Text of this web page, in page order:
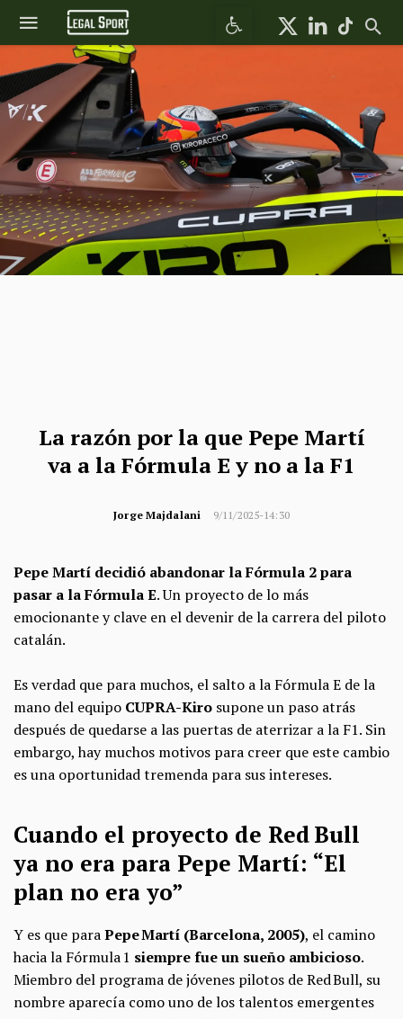
Abrir barra de herramientas
La razón por la que Pepe Martí
va a la Fórmula E y no a la F1
Jorge Majdalani 9/11/2025-14:30
Pepe Martí decidió abandonar la Fórmula 2 para
pasar a la Fórmula E. Un proyecto de lo más
emocionante y clave en el devenir de la carrera del piloto
catalán.
Es verdad que para muchos, el salto a la Fórmula E de la
mano del equipo CUPRA-Kiro supone un paso atrás
después de quedarse a las puertas de aterrizar a la F1. Sin
embargo, hay muchos motivos para creer que este cambio
es una oportunidad tremenda para sus intereses.
Cuando el proyecto de Red Bull
ya no era para Pepe Martí: “El
plan no era yo”
Y es que paraPepe Martí (Barcelona, 2005), el camino
hacia la Fórmula 1 siempre fue un sueño ambicioso.
Miembro del programa de jóvenes pilotos de Red Bull, su
nombre aparecía como uno de los talentos emergentes